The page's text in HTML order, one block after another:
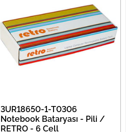
3UR18650-1-T0306
Notebook Bataryası - Pili /
RETRO - 6 Cell